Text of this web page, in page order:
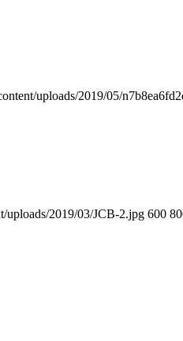
uploads/2019/05/
uploads/2019/03/JCB-2.jpg 600